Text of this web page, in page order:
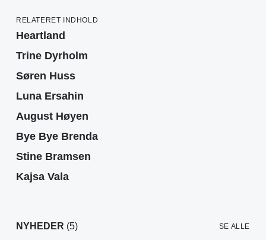
RELATERET INDHOLD
Heartland
Trine Dyrholm
Søren Huss
Luna Ersahin
August Høyen
Bye Bye Brenda
Stine Bramsen
Kajsa Vala
NYHEDER (5) SE ALLE